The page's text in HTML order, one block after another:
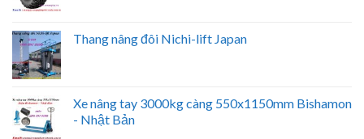
Thang nâng đôi Nichi-lift Japan
Xe nâng tay 3000kg càng 550x1150mm Bishamon
- Nhật Bản